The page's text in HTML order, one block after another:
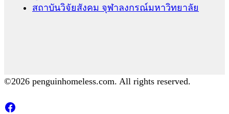
สถาบันวิจัยสังคม จุฬาลงกรณ์มหาวิทยาลัย
©2026 penguinhomeless.com. All rights reserved.